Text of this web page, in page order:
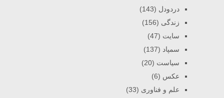
دردودل (143)
زندگی (156)
سایت (47)
سمپاد (137)
سیاست (20)
عکس (6)
علم و فناوری (33)